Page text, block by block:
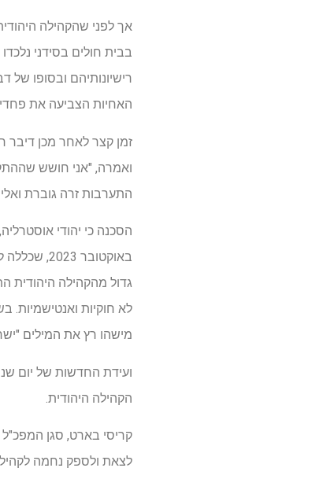
אך לפני שהקהילה
רישיונותיהם ובסופו של
האחיות הצביעה את
ואמרה, "אני חושש
התערבות זרה גוברת
גדול מהקהילה היהודית
לא חוקיות ואנטישמיות.
מישהו רץ את המילים
ועידת החדשות של יום
הקהילה היהודית.
קריסי בארט, סגן
לצאת ולספק נחמה